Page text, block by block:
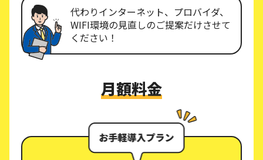
代わりインターネット、プロバイダ、
WIFI環境の見直しのご提案だけさせて
ください！
月額料金